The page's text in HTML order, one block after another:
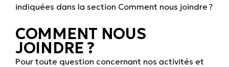
indiquées dans la section Comment nous joindre ?
COMMENT NOUS
JOINDRE ?
Pour toute question concernant nos activités et